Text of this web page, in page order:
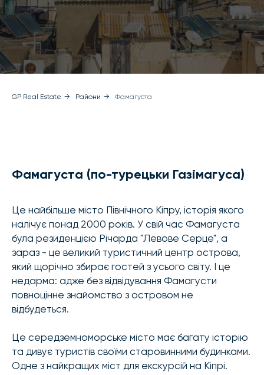
GP Real Estate → Райони → Фамагуста
Фамагуста (по-турецьки Газімагуса)
Це найбільше місто Північного Кіпру, історія якого
налічує понад 2000 років. У свій час Фамагуста
була резиденцією Річарда "Левове Серце", а
зараз - це великий туристичний центр острова,
який щорічно збирає гостей з усього світу. І це
недарма: адже без відвідування Фамагусти
повноцінне знайомство з островом не
відбудеться.
Це середземноморське місто має багату історію
та дивує туристів своїми старовинними будинками.
Одне з найкращих міст для екскурсій на Кіпрі.